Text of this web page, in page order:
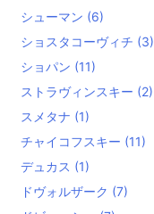
シューマン (6)
ショスタコーヴィチ (3)
ショパン (11)
ストラヴィンスキー (2)
スメタナ (1)
チャイコフスキー (11)
デュカス (1)
ドヴォルザーク (7)